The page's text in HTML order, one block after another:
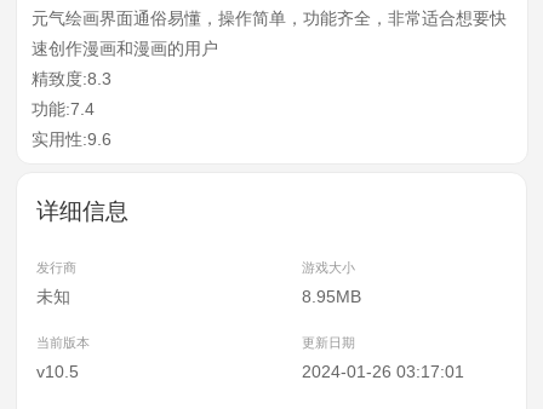
元气绘画界面通俗易懂，操作简单，功能齐全，非常适合想要快
速创作漫画和漫画的用户
精致度:8.3
功能:7.4
实用性:9.6
详细信息
发行商 游戏大小
未知 8.95MB
当前版本 更新日期
v10.5 2024-01-26 03:17:01